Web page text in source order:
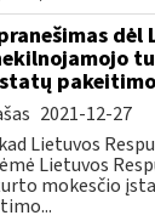
dėl
pakeitimo
2021-12-27
Lietuvos
Lietuvos
mokesčio